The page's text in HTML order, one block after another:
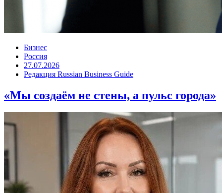
Бизнес
Россия
27.07.2026
Редакция Russian Business Guide
«Мы создаём не стены, а пульс города»